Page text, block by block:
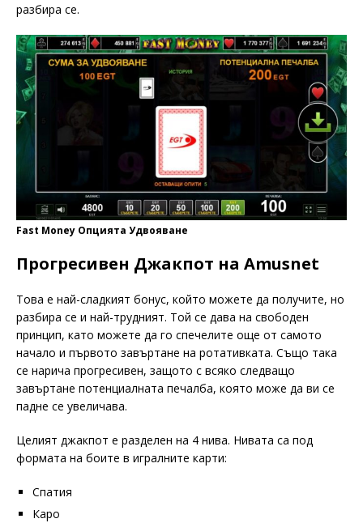
разбира се.
Fast Money Опцията Удвояване
Прогресивен Джакпот на Amusnet
Това е най-сладкият бонус, който можете да получите, но
разбира се и най-трудният. Той се дава на свободен
принцип, като можете да го спечелите още от самото
начало и първото завъртане на ротативката. Също така
се нарича прогресивен, защото с всяко следващо
завъртане потенциалната печалба, която може да ви се
падне се увеличава.
Целият джакпот е разделен на 4 нива. Нивата са под
формата на боите в игралните карти:
Спатия
Каро